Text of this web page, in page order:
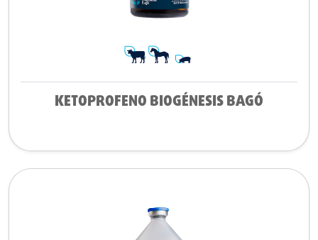
KETOPROFENO BIOGÉNESIS BAGÓ